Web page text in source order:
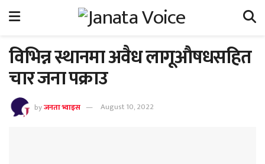
विभिन्न स्थानमा अवैध लागूऔषधसहित
चार जना पक्राउ
byजनता भ्वाइस August 10, 2022